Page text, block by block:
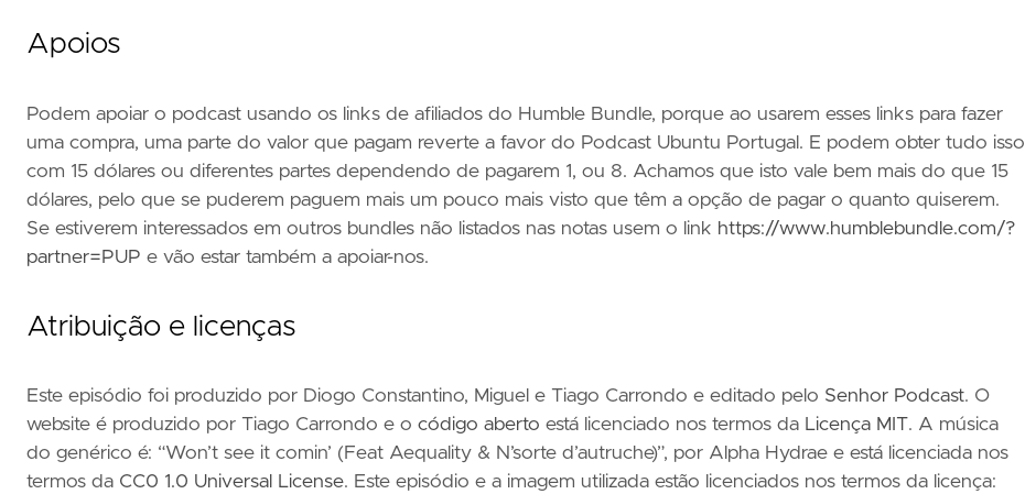
Apoios
Podem apoiar o podcast usando os links de afiliados do Humble Bundle, porque ao usarem esses links para fazer
uma compra, uma parte do valor que pagam reverte a favor do Podcast Ubuntu Portugal. E podem obter tudo isso
com 15 dólares ou diferentes partes dependendo de pagarem 1, ou 8. Achamos que isto vale bem mais do que 15
dólares, pelo que se puderem paguem mais um pouco mais visto que têm a opção de pagar o quanto quiserem.
Se estiverem interessados em outros bundles não listados nas notas usem o link https://www.humblebundle.com/?
partner=PUP e vão estar também a apoiar-nos.
Atribuição e licenças
Este episódio foi produzido por Diogo Constantino, Miguel e Tiago Carrondo e editado pelo Senhor Podcast. O
website é produzido por Tiago Carrondo e o código aberto está licenciado nos termos da Licença MIT. A música
do genérico é: “Won’t see it comin’ (Feat Aequality & N’sorte d’autruche)”, por Alpha Hydrae e está licenciada nos
termos da CC0 1.0 Universal License. Este episódio e a imagem utilizada estão licenciados nos termos da licença: